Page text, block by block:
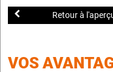
Retour à
VOS